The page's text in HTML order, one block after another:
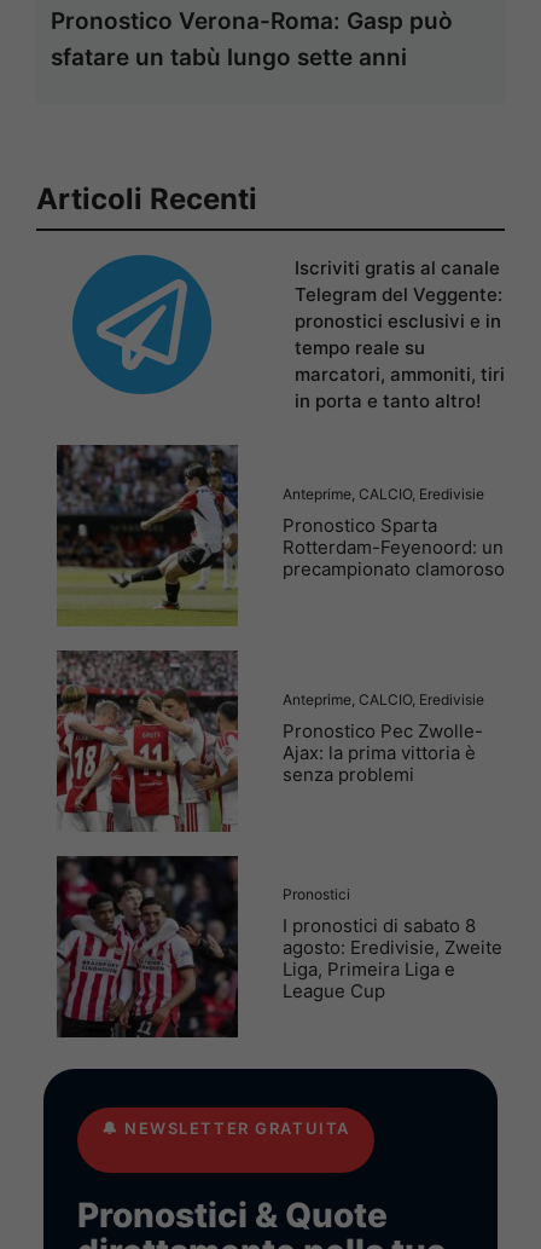
Pronostico Verona-Roma: Gasp può
sfatare un tabù lungo sette anni
Articoli Recenti
Iscriviti gratis al canale
Telegram del Veggente:
pronostici esclusivi e in
tempo reale su
marcatori, ammoniti, tiri
in porta e tanto altro!
Anteprime, CALCIO, Eredivisie
Pronostico Sparta
Rotterdam-Feyenoord: un
precampionato clamoroso
Anteprime, CALCIO, Eredivisie
Pronostico Pec Zwolle-
Ajax: la prima vittoria è
senza problemi
Pronostici
I pronostici di sabato 8
agosto: Eredivisie, Zweite
Liga, Primeira Liga e
League Cup
🔔 NEWSLETTER GRATUITA
Pronostici & Quote